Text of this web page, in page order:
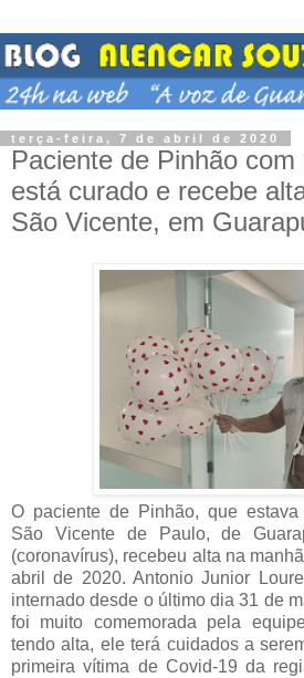
terça-feira, 7 de abril de 2020
Paciente de Pinhão
está curado e recebe
São Vicente, em
O paciente de Pinhão, que estava
São Vicente de Paulo, de
(coronavírus), recebeu alta na
abril de 2020. Antonio Junior
internado desde o último dia 31 de
foi muito comemorada pela
tendo alta, ele terá cuidados a
primeira vítima de Covid-19 da